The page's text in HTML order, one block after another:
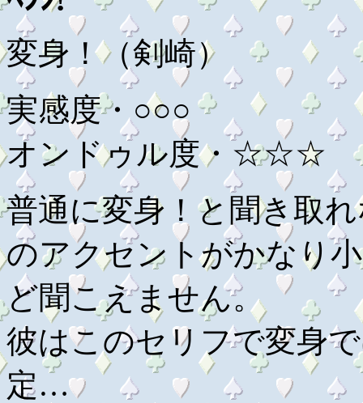
変身！（剣崎）
実感度・○○○
オンドゥル度・☆☆☆
普通に変身！と聞き取
のアクセントがかなり
ど聞こえません。
彼はこのセリフで変身
定…